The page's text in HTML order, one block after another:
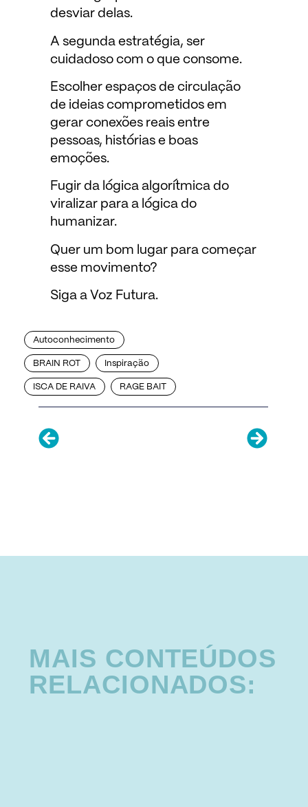
desviar delas.
A segunda estratégia, ser
cuidadoso com o que consome.
Escolher espaços de circulação
de ideias comprometidos em
gerar conexões reais entre
pessoas, histórias e boas
emoções.
Fugir da lógica algorítmica do
viralizar para a lógica do
humanizar.
Quer um bom lugar para começar
esse movimento?
Siga a Voz Futura.
Autoconhecimento
BRAIN ROT Inspiração
ISCA DE RAIVA RAGE BAIT
MAIS CONTEÚDOS
RELACIONADOS: